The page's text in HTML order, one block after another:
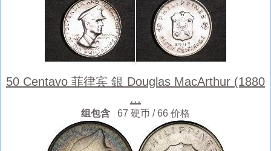
50 Centavo 菲律宾 銀 Douglas MacArthur (1880
...
组包含 67 硬币 / 66 价格